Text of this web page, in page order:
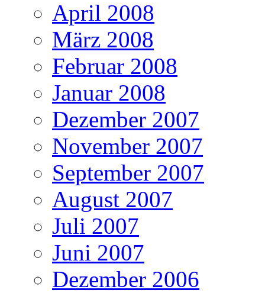
April 2008
März 2008
Februar 2008
Januar 2008
Dezember 2007
November 2007
September 2007
August 2007
Juli 2007
Juni 2007
Dezember 2006